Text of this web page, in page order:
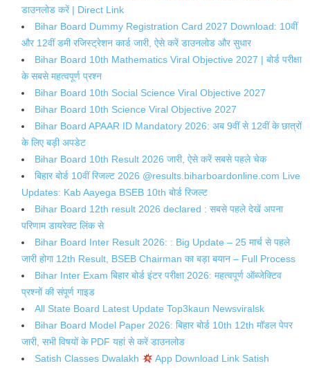
डाउनलोड करें | Direct Link
Bihar Board Dummy Registration Card 2027 Download: 10वीं
और 12वीं डमी रजिस्ट्रेशन कार्ड जारी, ऐसे करें डाउनलोड और सुधार
Bihar Board 10th Mathematics Viral Objective 2027 | बोर्ड परीक्षा
के सबसे महत्वपूर्ण प्रश्न
Bihar Board 10th Social Science Viral Objective 2027
Bihar Board 10th Science Viral Objective 2027
Bihar Board APAAR ID Mandatory 2026: अब 9वीं से 12वीं के छात्रों
के लिए बड़ी अपडेट
Bihar Board 10th Result 2026 जारी, ऐसे करें सबसे पहले चेक
बिहार बोर्ड 10वीं रिजल्ट 2026 @results.biharboardonline.com Live
Updates: Kab Aayega BSEB 10th बोर्ड रिजल्ट
Bihar Board 12th result 2026 declared : सबसे पहले देखें अपना
परिणाम डायरेक्ट लिंक से
Bihar Board Inter Result 2026: : Big Update – 25 मार्च से पहले
जारी होगा 12th Result, BSEB Chairman का बड़ा बयान – Full Process
Bihar Inter Exam बिहार बोर्ड इंटर परीक्षा 2026: महत्वपूर्ण ऑब्जेक्टिव
प्रश्नों की संपूर्ण गाइड
All State Board Latest Update Top3kaun Newsviralsk
Bihar Board Model Paper 2026: बिहार बोर्ड 10th 12th मॉडल पेपर
जारी, सभी विषयों के PDF यहां से करें डाउनलोड
Satish Classes Dwalakh
App Download Link Satish